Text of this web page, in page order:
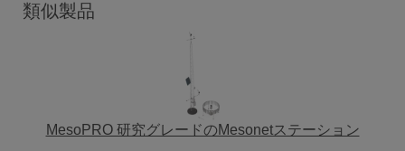
雨量計取付用短脚ポール
CM300 は、23 インチの短い脚が付いた 23 インチ
Jボルト付き雨量計取付ポール
類似製品
MesoPRO 研究グレードのMesonetステーション